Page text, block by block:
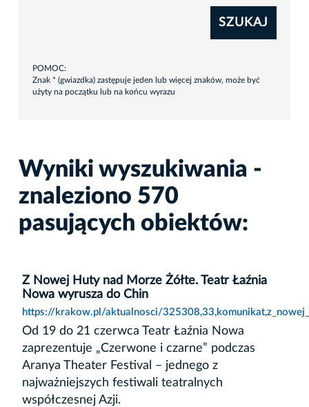
SZUKAJ
POMOC:
Znak * (gwiazdka) zastępuje jeden lub więcej znaków, może być
użyty na początku lub na końcu wyrazu
Wyniki wyszukiwania -
znaleziono 570
pasujących obiektów:
Z Nowej Huty nad Morze Żółte. Teatr Łaźnia
Nowa wyrusza do Chin
https://krakow.pl/aktualnosci/
Od 19 do 21 czerwca Teatr Łaźnia Nowa
zaprezentuje „Czerwone i czarne” podczas
Aranya Theater Festival – jednego z
najważniejszych festiwali teatralnych
współczesnej Azji.